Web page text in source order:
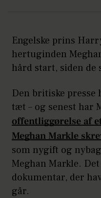
Engelske prins
hertuginden
hård start, siden de
Den britiske
tæt – og senest har
offentliggørelse af
Meghan Markle
som nygift og
Meghan Markle.
dokumentar, der
går.